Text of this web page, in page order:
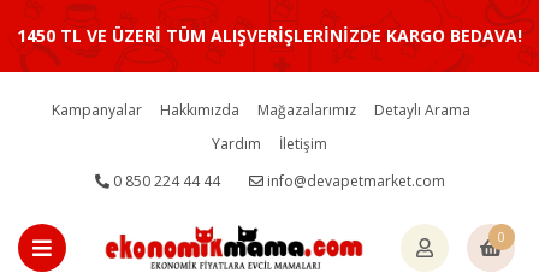
1450 TL VE ÜZERİ TÜM ALIŞVERİŞLERİNİZDE KARGO BEDAVA!
Kampanyalar Hakkımızda Mağazalarımız
Detaylı Arama
Yardım
İletişim
0 850 224 44 44
info@devapetmarket.com
0